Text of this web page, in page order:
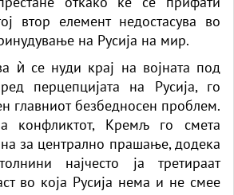
втор елемент недостасува во
на Русија на мир.
ѝ се нуди крај на војната под
перцепцијата на Русија, го
главниот безбедносен проблем.
конфликтот, Кремљ го смета
за централно прашање, додека
најчесто ја третираат
во која Русија нема и не смее